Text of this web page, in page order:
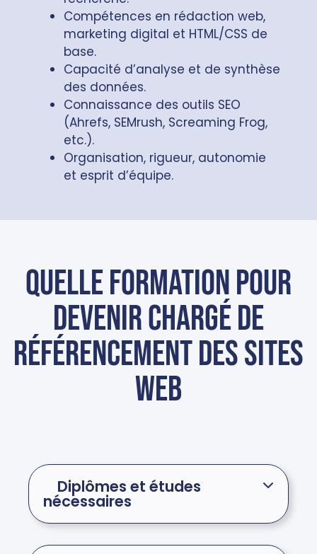
Compétences en rédaction web,
marketing digital et HTML/CSS de
base.
Capacité d’analyse et de synthèse
des données.
Connaissance des outils SEO
(Ahrefs, SEMrush, Screaming Frog,
etc.).
Organisation, rigueur, autonomie
et esprit d’équipe.
Quelle formation pour
devenir Chargé de
référencement des sites
web
Diplômes et études
nécessaires